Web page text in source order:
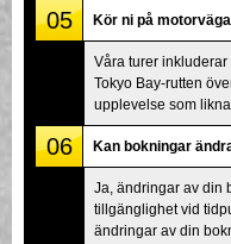
05 Kör ni på
Våra turer
Tokyo Bay-rutten
upplevelse som
06 Kan bokningar
Ja, ändringar av din
tillgänglighet vid
ändringar av din